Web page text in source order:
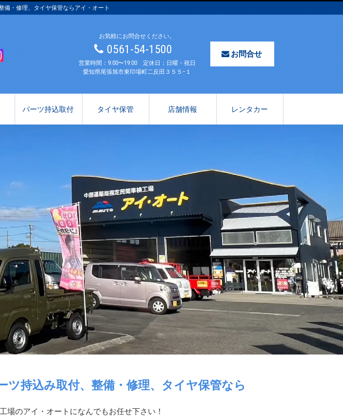
備・修理、タイヤ保管ならアイ・オート
お気軽にお問合せください。
0561-54-1500
営業時間：9:00〜19:00 定休日：日曜・祝日
愛知県尾張旭市東印場町二反田３５５−１
お問合せ
パーツ持込取付 タイヤ保管 店舗情報 レンタカー
ツ持込み取付、整備・修理、タイヤ保管なら
場のアイ・オートになんでもお任せ下さい！